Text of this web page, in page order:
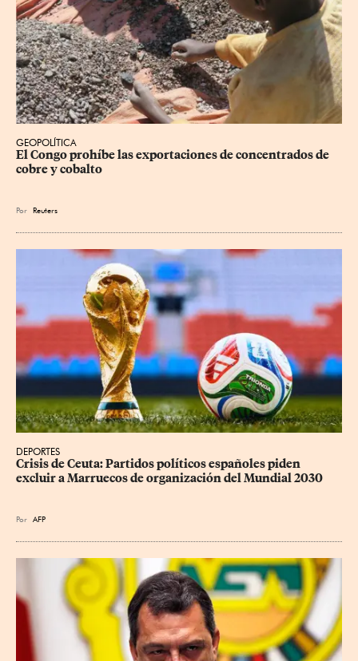
GEOPOLÍTICA
El Congo prohíbe las exportaciones de concentrados de
cobre y cobalto
Por Reuters
DEPORTES
Crisis de Ceuta: Partidos políticos españoles piden
excluir a Marruecos de organización del Mundial 2030
Por AFP